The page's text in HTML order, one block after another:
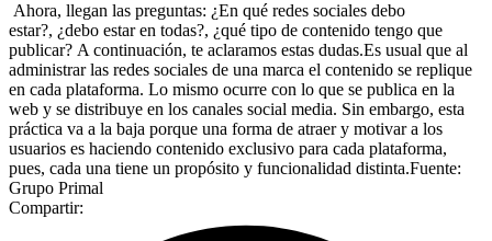
Ahora, llegan las preguntas: ¿En qué redes sociales debo
estar?, ¿debo estar en todas?, ¿qué tipo de contenido tengo que
publicar? A continuación, te aclaramos estas dudas.Es usual que al
administrar las redes sociales de una marca el contenido se replique
en cada plataforma. Lo mismo ocurre con lo que se publica en la
web y se distribuye en los canales social media. Sin embargo, esta
práctica va a la baja porque una forma de atraer y motivar a los
usuarios es haciendo contenido exclusivo para cada plataforma,
pues, cada una tiene un propósito y funcionalidad distinta.Fuente:
Grupo Primal
Compartir: